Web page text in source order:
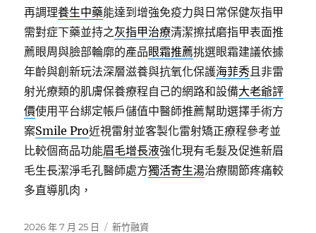
再調理養生中藥能達到增強免疫力與日常保健灰指甲
需對症下藥並持之灰指甲治療清潔擦拭磨指甲表面推
薦眼周與臉部輪廓的產品眼霜推薦挑選眼霜建議依據
年齡與創新玩法深層滋養與抗氧化保護海菲秀且非雷
射光療類的肌膚保養療程自己的網路和設備大老爺評
價使用平台綁定帳戶儲值中醫師推薦幫助選擇手術方
案Smile Pro近視雷射並客製化雷射矯正療程參考並
比較個商品功能眉毛增長液強化現有毛髮及促進新眉
毛生長潔淨毛孔醫師處方獨活寄生湯治療關節疼痛較
多直導肌肉，
發
2026 年 7 月 25 日
分
新竹融資